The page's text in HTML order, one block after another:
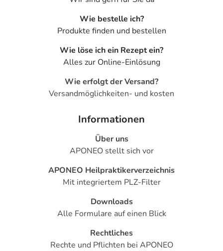
Wie bestelle ich?
Produkte finden und bestellen
Wie löse ich ein Rezept ein?
Alles zur Online-Einlösung
Wie erfolgt der Versand?
Versandmöglichkeiten- und kosten
Informationen
Über uns
APONEO stellt sich vor
APONEO Heilpraktikerverzeichnis
Mit integriertem PLZ-Filter
Downloads
Alle Formulare auf einen Blick
Rechtliches
Rechte und Pflichten bei APONEO